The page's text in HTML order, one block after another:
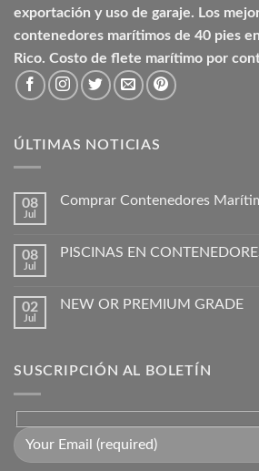
exportación y uso de garaje. Los
contenedores marítimos de 40 pies
Rico. Costo de flete marítimo por
ÚLTIMAS NOTICIAS
08
Jul
Comprar Contenedores
08
Jul
PISCINAS EN
02
Jul
NEW OR PREMIUM GRADE
SUSCRIPCIÓN AL BOLETÍN